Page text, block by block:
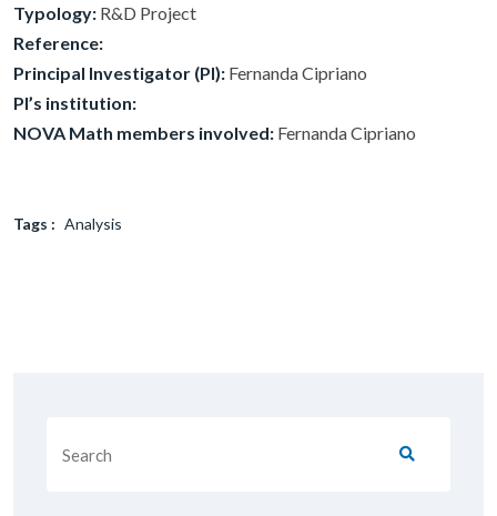
Typology: R&D Project
Reference:
Principal Investigator (PI): Fernanda Cipriano
PI’s institution:
NOVA Math members involved: Fernanda Cipriano
Tags : Analysis